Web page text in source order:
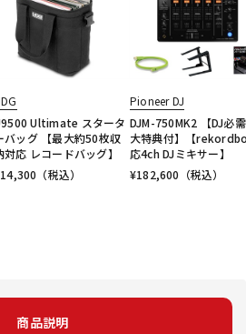
Ultimate スタータ
バッグ 【最大約50枚収
対応 レコードバッグ】
14,300 （税込）
Pioneer DJ
DJM-750MK2 【DJ必
大特典付】【
応4ch DJミキサー】
¥182,600 （税込）
商品説明